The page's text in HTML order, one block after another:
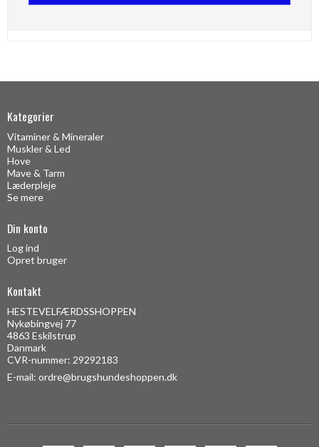
Kategorier
Vitaminer & Mineraler
Muskler & Led
Hove
Mave & Tarm
Læderpleje
Se mere
Din konto
Log ind
Opret bruger
Kontakt
HESTEVELFÆRDSSHOPPEN
Nykøbingvej 77
4863 Eskilstrup
Danmark
CVR-nummer: 29292183
E-mail: ordre@brugshundeshoppen.dk